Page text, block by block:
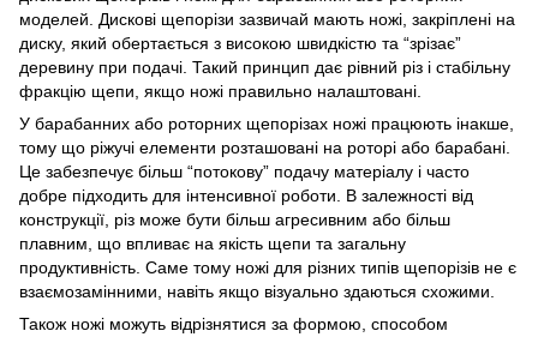
моделей. Дискові щепорізи зазвичай мають ножі, закріплені на
диску, який обертається з високою швидкістю та “зрізає”
деревину при подачі. Такий принцип дає рівний різ і стабільну
фракцію щепи, якщо ножі правильно налаштовані.
У барабанних або роторних щепорізах ножі працюють інакше,
тому що ріжучі елементи розташовані на роторі або барабані.
Це забезпечує більш “потокову” подачу матеріалу і часто
добре підходить для інтенсивної роботи. В залежності від
конструкції, різ може бути більш агресивним або більш
плавним, що впливає на якість щепи та загальну
продуктивність. Саме тому ножі для різних типів щепорізів не є
взаємозамінними, навіть якщо візуально здаються схожими.
Також ножі можуть відрізнятися за формою, способом